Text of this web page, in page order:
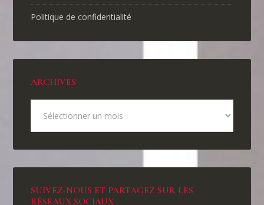
Politique de confidentialité
ARCHIVES
SUIVEZ-NOUS ET PARTAGEZ SUR LES
RÉSEAUX SOCIAUX